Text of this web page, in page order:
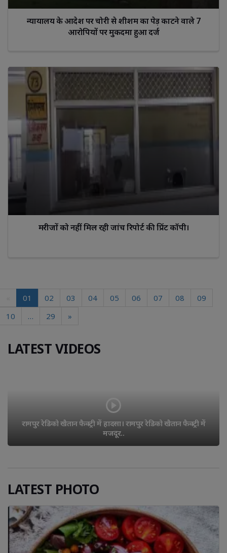
न्यायालय के आदेश पर चोरी से शीशम का पेड़ काटने वाले 7
आरोपियों पर मुकदमा हुआ दर्ज
मरीजों को नहीं मिल रही जांच रिपोर्ट की प्रिंट कॉपी।
01 02 03 04 05 06 07 08
09
10
… 29 »
LATEST VIDEOS
रामपुर रेडिको खैतान फैक्ट्री में हादसा। रामपुर रेडिको खैतान फैक्ट्री में
मजदूर..
LATEST PHOTO